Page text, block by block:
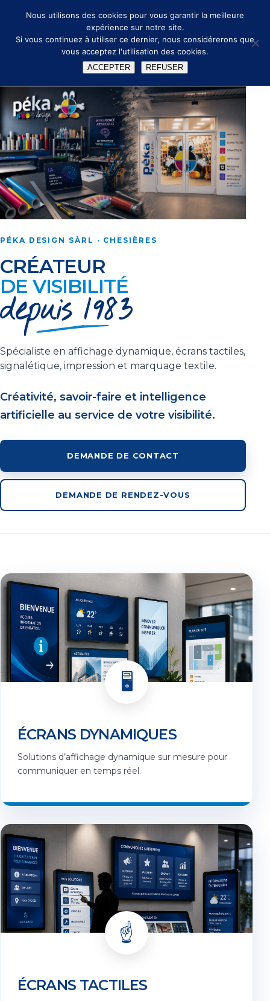
✉ info@peka.design 🔑
PÉKA DESIGN SÀRL · CHESIÈRES
CRÉATEUR
DE VISIBILITÉ
Spécialiste en affichage dynamique, écrans tactiles,
signalétique, impression et marquage textile.
Créativité, savoir-faire et intelligence
artificielle au service de votre visibilité.
DEMANDE DE CONTACT
DEMANDE DE RENDEZ-VOUS
🖥️
ÉCRANS DYNAMIQUES
Solutions d’affichage dynamique sur mesure pour
communiquer en temps réel.
☝️
ÉCRANS TACTILES
Nous utilisons des cookies pour vous garantir la meilleure
expérience sur notre site.
Si vous continuez à utiliser ce dernier, nous considérerons que
vous acceptez l'utilisation des cookies.
ACCEPTER REFUSER